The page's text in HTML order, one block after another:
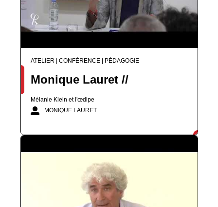
ATELIER | CONFÉRENCE | PÉDAGOGIE
Monique Lauret //
Mélanie Klein et l'œdipe
MONIQUE LAURET